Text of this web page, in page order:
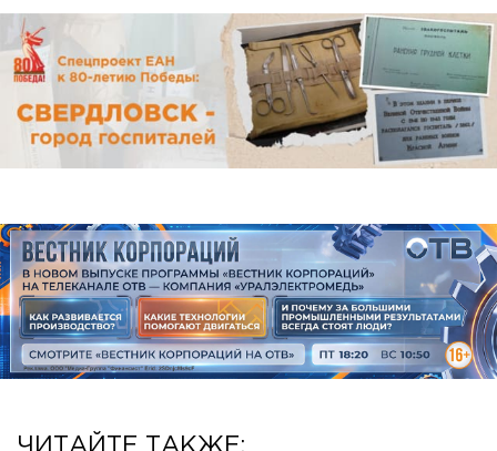
ЧИТАЙТЕ ТАКЖЕ: